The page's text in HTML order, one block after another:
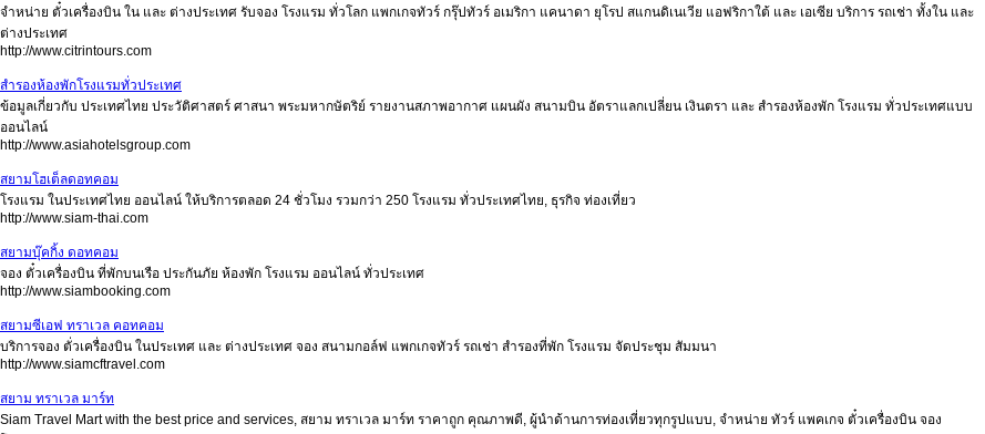
จำหน่าย ตั๋วเครื่องบิน ใน และ ต่างประเทศ รับจอง โรงแรม ทั่วโลก แพกเกจทัวร์ กรุ๊ปทัวร์ อเมริกา แคนาดา ยุโรป สแกนดิเนเวีย แอฟริกาใต้ และ เอเซีย บริการ รถเช่า ทั้งใน และ
ต่างประเทศ
http://www.citrintours.com
สำรองห้องพักโรงแรมทั่วประเทศ
ข้อมูลเกี่ยวกับ ประเทศไทย ประวัติศาสตร์ ศาสนา พระมหากษัตริย์ รายงานสภาพอากาศ แผนผัง สนามบิน อัตราแลกเปลี่ยน เงินตรา และ สำรองห้องพัก โรงแรม ทั่วประเทศแบบ
ออนไลน์
http://www.asiahotelsgroup.com
สยามโฮเต็ลดอทคอม
โรงแรม ในประเทศไทย ออนไลน์ ให้บริการตลอด 24 ชั่วโมง รวมกว่า 250 โรงแรม ทั่วประเทศไทย, ธุรกิจ ท่องเที่ยว
http://www.siam-thai.com
สยามบุ๊คกิ้ง ดอทคอม
จอง ตั๋วเครื่องบิน ที่พักบนเรือ ประกันภัย ห้องพัก โรงแรม ออนไลน์ ทั่วประเทศ
http://www.siambooking.com
สยามซีเอฟ ทราเวล คอทคอม
บริการจอง ตั่วเครื่องบิน ในประเทศ และ ต่างประเทศ จอง สนามกอล์ฟ แพกเกจทัวร์ รถเช่า สำรองที่พัก โรงแรม จัดประชุม สัมมนา
http://www.siamcftravel.com
สยาม ทราเวล มาร์ท
Siam Travel Mart with the best price and services, สยาม ทราเวล มาร์ท ราคาถูก คุณภาพดี, ผู้นำด้านการท่องเที่ยวทุกรูปแบบ, จำหน่าย ทัวร์ แพคเกจ ตั๋วเครื่องบิน จอง